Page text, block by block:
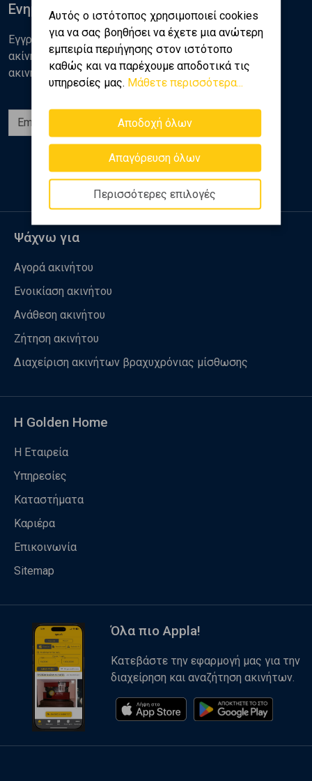
Αυτός ο ιστότοπος χρησιμοποιεί cookies
για να σας βοηθήσει να έχετε μια ανώτερη
εμπειρία περιήγησης στον ιστότοπο
καθώς και να παρέχουμε αποδοτικά τις
υπηρεσίες μας. Μάθετε περισσότερα...
Αποδοχή όλων
Απαγόρευση όλων
Περισσότερες επιλογές
Ενημερωθείτε
Εγγραφείτε στο newsletter της Golden Home για νέα
ακίνητα, αναλύσεις και διάφορα θέματα της αγοράς
ακινήτων
Εγγραφή
Ακολουθήστε μας
Ψάχνω για
Αγορά ακινήτου
Ενοικίαση ακινήτου
Ανάθεση ακινήτου
Ζήτηση ακινήτου
Διαχείριση ακινήτων βραχυχρόνιας μίσθωσης
Η Golden Home
Η Εταιρεία
Υπηρεσίες
Καταστήματα
Καριέρα
Επικοινωνία
Sitemap
Όλα πιο Appla!
Κατεβάστε την εφαρμογή μας για την
διαχείρηση και αναζήτηση ακινήτων.